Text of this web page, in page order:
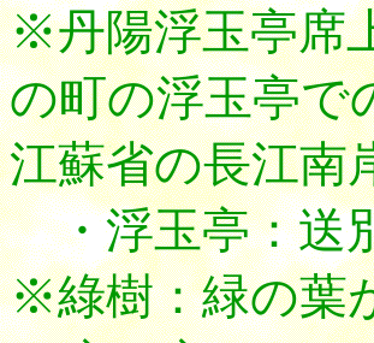
※丹陽浮玉亭席
の町の浮玉亭
江蘇省の長江南
・浮玉亭：送
※綠樹：緑の葉